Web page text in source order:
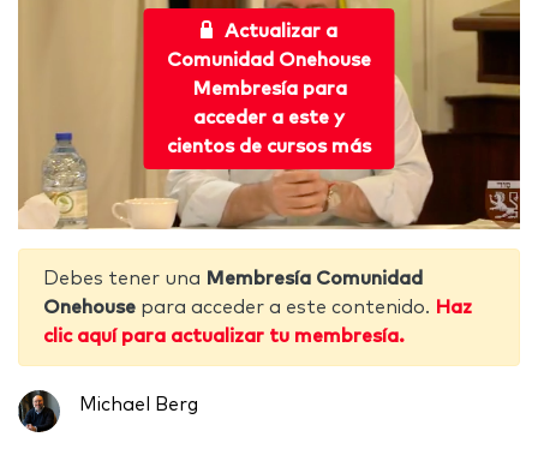
Actualizar a
Comunidad Onehouse
Membresía para
acceder a este y
cientos de cursos más
Debes tener una Membresía Comunidad
Onehouse para acceder a este contenido. Haz
clic aquí para actualizar tu membresía.
Michael Berg